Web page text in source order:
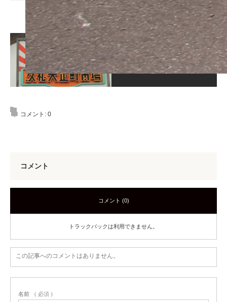
この記事が気に入ったら
いいね！しよう
コメント: 0
コメント
コメント (0)
トラックバックは利用できません。
この記事へのコメントはありません。
名前 ( 必須 )